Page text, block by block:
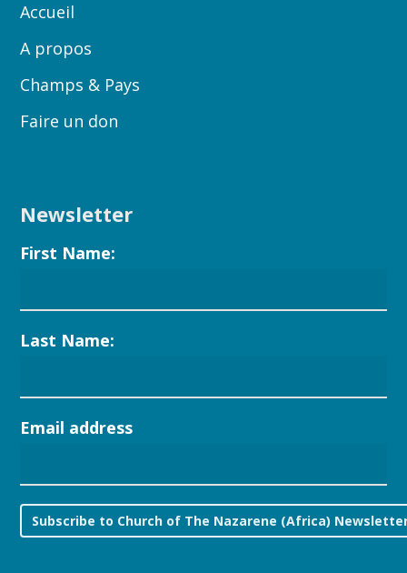
Accueil
A propos
Champs & Pays
Faire un don
Newsletter
First Name:
Last Name:
Email address